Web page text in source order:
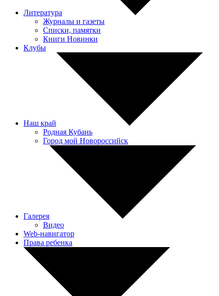
Литература
Журналы и газеты
Списки, памятки
Книги Новинки
Клубы
Наш край
Родная Кубань
Город мой Новороссийск
Галерея
Видео
Web-навигатор
Права ребенка